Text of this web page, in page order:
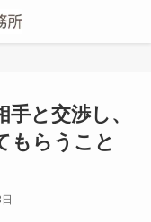
と交渉し、
もらうこと